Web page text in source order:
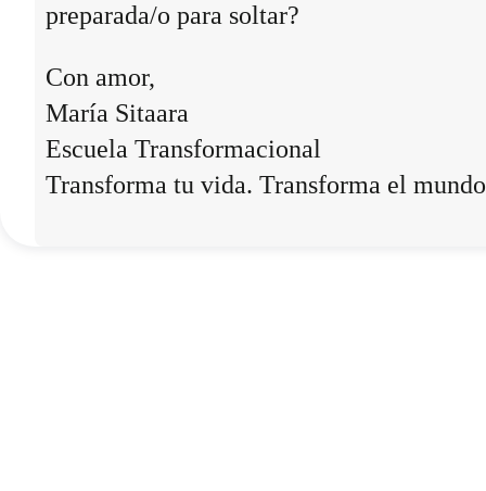
preparada/o para soltar?
Con amor,
María Sitaara
Escuela Transformacional
Transforma tu vida. Transforma el